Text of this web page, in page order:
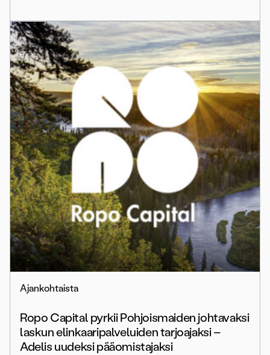
Ajankohtaista
Ropo Capital pyrkii Pohjoismaiden johtavaksi
laskun elinkaaripalveluiden tarjoajaksi –
Adelis uudeksi pääomistajaksi